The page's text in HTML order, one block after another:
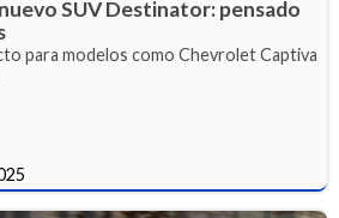
SUV Destinator: pensado
para modelos como Chevrolet Captiva